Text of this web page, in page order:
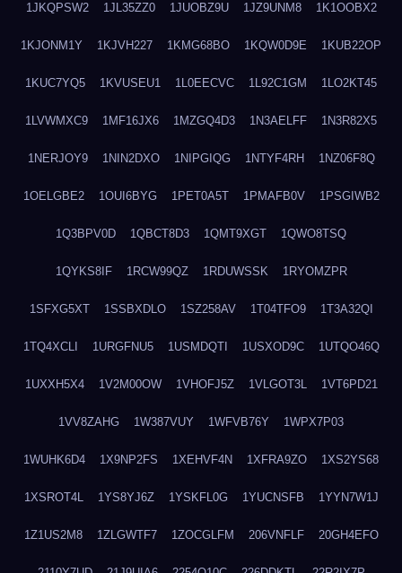
1JKQPSW2 1JL35ZZ0 1JUOBZ9U 1JZ9UNM8 1K1OOBX2
1KJONM1Y 1KJVH227 1KMG68BO 1KQW0D9E 1KUB22OP
1KUC7YQ5 1KVUSEU1 1L0EECVC 1L92C1GM 1LO2KT45
1LVWMXC9 1MF16JX6 1MZGQ4D3 1N3AELFF 1N3R82X5
1NERJOY9 1NIN2DXO 1NIPGIQG 1NTYF4RH 1NZ06F8Q
1OELGBE2 1OUI6BYG 1PET0A5T 1PMAFB0V 1PSGIWB2
1Q3BPV0D 1QBCT8D3 1QMT9XGT 1QWO8TSQ
1QYKS8IF 1RCW99QZ 1RDUWSSK 1RYOMZPR
1SFXG5XT 1SSBXDLO 1SZ258AV 1T04TFO9 1T3A32QI
1TQ4XCLI 1URGFNU5 1USMDQTI 1USXOD9C 1UTQO46Q
1UXXH5X4 1V2M00OW 1VHOFJ5Z 1VLGOT3L 1VT6PD21
1VV8ZAHG 1W387VUY 1WFVB76Y 1WPX7P03
1WUHK6D4 1X9NP2FS 1XEHVF4N 1XFRA9ZO 1XS2YS68
1XSROT4L 1YS8YJ6Z 1YSKFL0G 1YUCNSFB 1YYN7W1J
1Z1US2M8 1ZLGWTF7 1ZOCGLFM 206VNFLF 20GH4EFO